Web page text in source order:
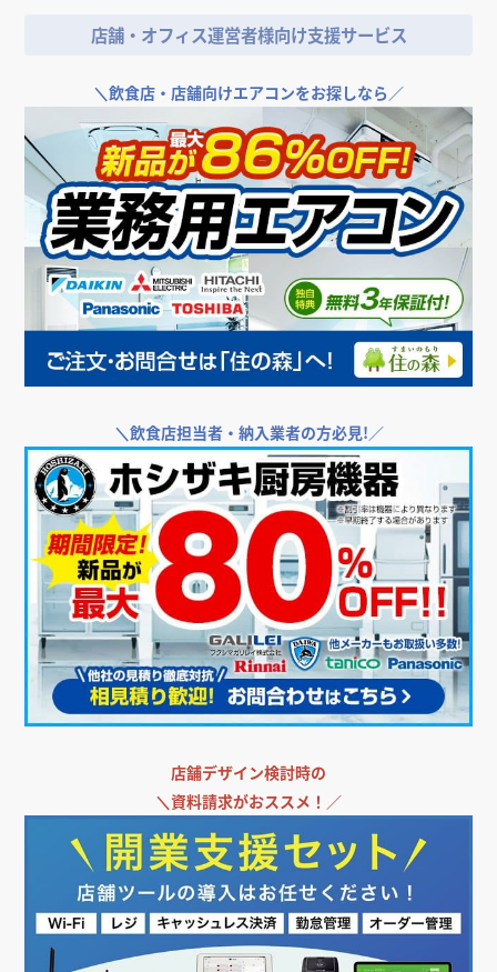
店舗・オフィス運営者様向け支援サービス
＼飲食店・店舗向けエアコンをお探しなら／
＼飲食店担当者・納入業者の方必見!／
店舗デザイン検討時の
＼資料請求がおススメ！／